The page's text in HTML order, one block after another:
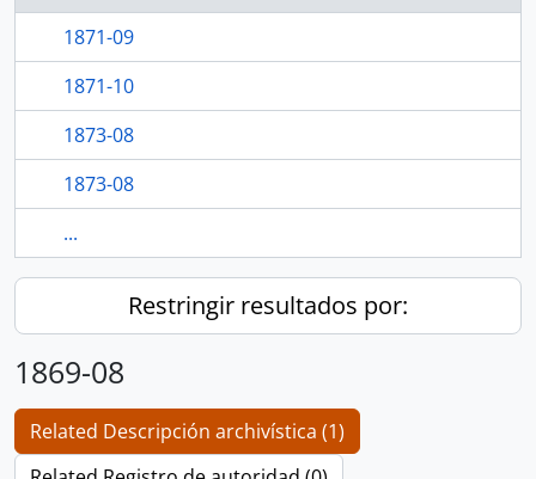
1871-09
1871-10
1873-08
1873-08
...
Restringir resultados por:
1869-08
Related Descripción archivística (1)